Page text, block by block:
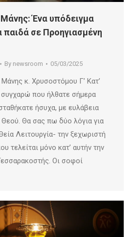
Ένα υπόδειγμα
παιδά σε Προηγιασμένη
By newsroom 05/03/2025
κ. Χρυσοστόμου Γ’ Κατ’
που ήλθατε σήμερα
ήσυχα, με ευλάβεια
Θα σας πω δύο λόγια για
Λειτουργία- την ξεχωριστή
τελείται μόνο κατ’ αυτήν την
Οι σοφοί